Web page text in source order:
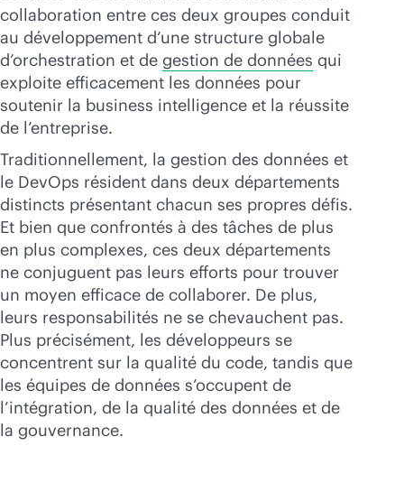
collaboration entre ces deux groupes conduit
au développement d’une structure globale
d’orchestration et de gestion de données qui
exploite efficacement les données pour
soutenir la business intelligence et la réussite
de l’entreprise.
Traditionnellement, la gestion des données et
le DevOps résident dans deux départements
distincts présentant chacun ses propres défis.
Et bien que confrontés à des tâches de plus
en plus complexes, ces deux départements
ne conjuguent pas leurs efforts pour trouver
un moyen efficace de collaborer. De plus,
leurs responsabilités ne se chevauchent pas.
Plus précisément, les développeurs se
concentrent sur la qualité du code, tandis que
les équipes de données s’occupent de
l’intégration, de la qualité des données et de
la gouvernance.